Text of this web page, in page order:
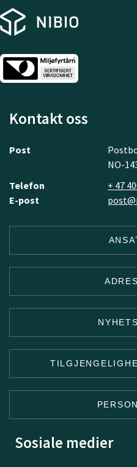
Kontakt oss
Post
NO-
Telefon
+ 47
E-post
Sosiale medier